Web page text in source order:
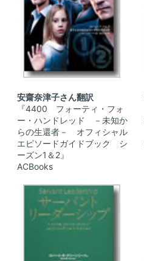
安齋奈津子さん翻訳
『4400 フォーティ・フォ
ー・ハンドレッド －未知か
らの生還者－ オフィシャル
エピソードガイドブック シ
ーズン1＆2』
ACBooks